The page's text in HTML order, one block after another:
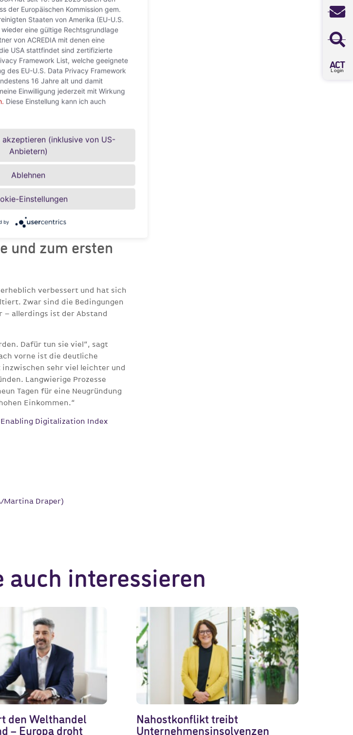
A CT
Login
und wer noch Nachholbedarf
bestehenden Indikatoren für die
In zahlreichen Ländern haben
entdeckt.
nicht immer offene
lassen noch viel
in Österreich sowie in der
nicht ins Hintertreffen geraten
deutlich Gas geben.
nicht genug in diesen Bereich
Firmen nach oben treiben, denn
USA oder auch zunehmend aus
den Bereichen Big Data
Informations- und
und zum ersten
verbessert und hat sich
Zwar sind die Bedingungen
– allerdings ist der Abstand
Dafür tun sie viel“, sagt
vorne ist die deutliche
inzwischen sehr viel leichter und
Langwierige Prozesse
Tagen für eine Neugründung
Einkommen.“
Digitalization Index
Martina Draper)
auch interessieren
den Welthandel
– Europa droht
Nahostkonflikt treibt
Unternehmensinsolvenzen
der Europäischen Kommission gem.
Staaten von Amerika (EU-U.S.
eine gültige Rechtsgrundlage
von ACREDIA mit denen eine
USA stattfindet sind zertifizierte
Framework List, welche geeignete
des EU-U.S. Data Privacy Framework
16 Jahre alt und damit
Einwilligung jederzeit mit Wirkung
Diese Einstellung kann ich auch
(inklusive von US-
Anbietern)
Ablehnen
Einstellungen
by